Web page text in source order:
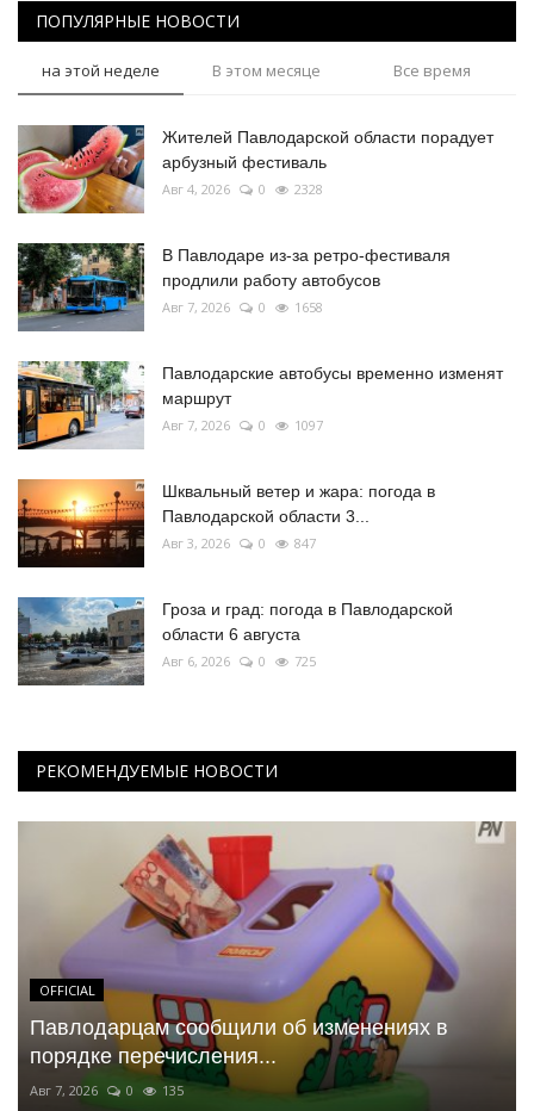
ПОПУЛЯРНЫЕ НОВОСТИ
на этой неделе В этом месяце Все время
Жителей Павлодарской области порадует
арбузный фестиваль
Авг 4, 2026 0 2328
В Павлодаре из-за ретро-фестиваля
продлили работу автобусов
Авг 7, 2026 0 1658
Павлодарские автобусы временно изменят
маршрут
Авг 7, 2026 0 1097
Шквальный ветер и жара: погода в
Павлодарской области 3...
Авг 3, 2026 0 847
Гроза и град: погода в Павлодарской
области 6 августа
Авг 6, 2026 0 725
РЕКОМЕНДУЕМЫЕ НОВОСТИ
OFFICIAL
Павлодарцам сообщили об изменениях в
порядке перечисления...
Авг 7, 2026 0 135